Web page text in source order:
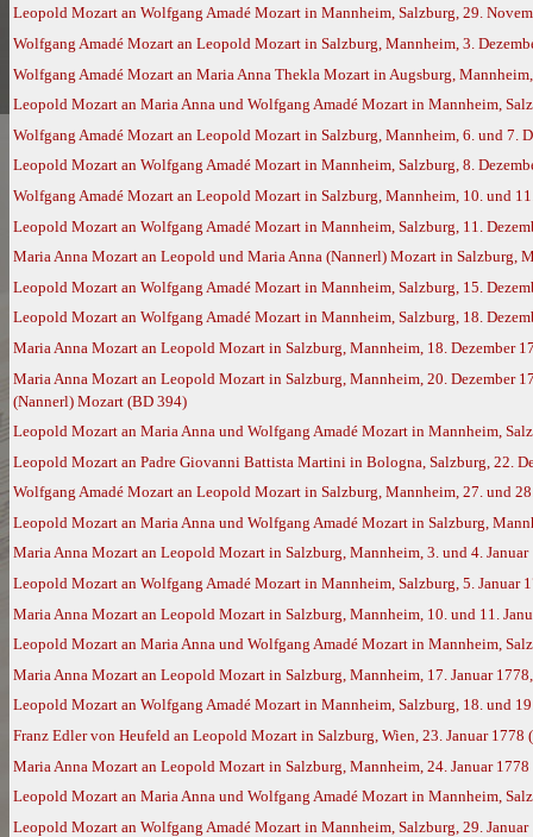
Leopold Mozart an Wolfgang Amadé Mozart in Mannheim, Salzburg, 29.
Wolfgang Amadé Mozart an Leopold Mozart in Salzburg, Mannheim, 3.
Wolfgang Amadé Mozart an Maria Anna Thekla Mozart in Augsburg,
Leopold Mozart an Maria Anna und Wolfgang Amadé Mozart in Mannheim,
Wolfgang Amadé Mozart an Leopold Mozart in Salzburg, Mannheim, 6. und 7.
Leopold Mozart an Wolfgang Amadé Mozart in Mannheim, Salzburg, 8.
Wolfgang Amadé Mozart an Leopold Mozart in Salzburg, Mannheim, 10. und
Leopold Mozart an Wolfgang Amadé Mozart in Mannheim, Salzburg, 11.
Maria Anna Mozart an Leopold und Maria Anna (Nannerl) Mozart in Salzburg,
Leopold Mozart an Wolfgang Amadé Mozart in Mannheim, Salzburg, 15.
Leopold Mozart an Wolfgang Amadé Mozart in Mannheim, Salzburg, 18.
Maria Anna Mozart an Leopold Mozart in Salzburg, Mannheim, 18. Dezember
Maria Anna Mozart an Leopold Mozart in Salzburg, Mannheim, 20. Dezember
(Nannerl) Mozart (BD 394)
Leopold Mozart an Maria Anna und Wolfgang Amadé Mozart in Mannheim,
Leopold Mozart an Padre Giovanni Battista Martini in Bologna, Salzburg, 22.
Wolfgang Amadé Mozart an Leopold Mozart in Salzburg, Mannheim, 27. und
Leopold Mozart an Maria Anna und Wolfgang Amadé Mozart in Salzburg,
Maria Anna Mozart an Leopold Mozart in Salzburg, Mannheim, 3. und 4.
Leopold Mozart an Wolfgang Amadé Mozart in Mannheim, Salzburg, 5. Januar
Maria Anna Mozart an Leopold Mozart in Salzburg, Mannheim, 10. und 11.
Leopold Mozart an Maria Anna und Wolfgang Amadé Mozart in Mannheim,
Maria Anna Mozart an Leopold Mozart in Salzburg, Mannheim, 17. Januar
Leopold Mozart an Wolfgang Amadé Mozart in Mannheim, Salzburg, 18. und
Franz Edler von Heufeld an Leopold Mozart in Salzburg, Wien, 23. Januar 1778
Maria Anna Mozart an Leopold Mozart in Salzburg, Mannheim, 24. Januar
Leopold Mozart an Maria Anna und Wolfgang Amadé Mozart in Mannheim,
Leopold Mozart an Wolfgang Amadé Mozart in Mannheim, Salzburg, 29.